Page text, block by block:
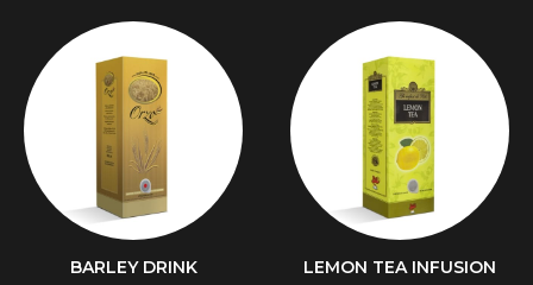
BARLEY DRINK LEMON TEA INFUSION